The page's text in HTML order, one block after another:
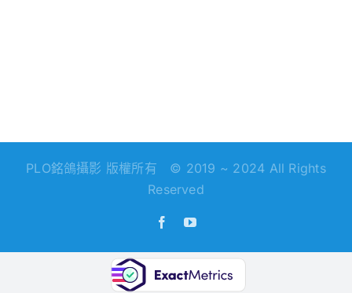
PLO銘鴿攝影 版權所有 © 2019 ~ 2024 All Rights
Reserved
FacebookYouTube